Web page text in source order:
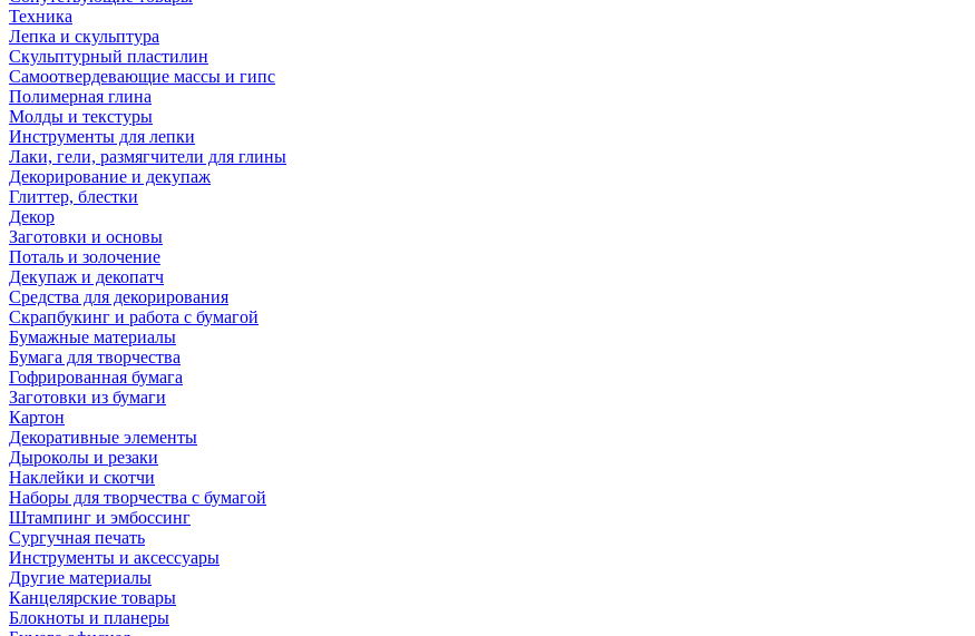
Техника
Лепка и скульптура
Скульптурный пластилин
Самоотвердевающие массы и гипс
Полимерная глина
Молды и текстуры
Инструменты для лепки
Лаки, гели, размягчители для глины
Декорирование и декупаж
Глиттер, блестки
Декор
Заготовки и основы
Поталь и золочение
Декупаж и декопатч
Средства для декорирования
Скрапбукинг и работа с бумагой
Бумажные материалы
Бумага для творчества
Гофрированная бумага
Заготовки из бумаги
Картон
Декоративные элементы
Дыроколы и резаки
Наклейки и скотчи
Наборы для творчества с бумагой
Штампинг и эмбоссинг
Сургучная печать
Инструменты и аксессуары
Другие материалы
Канцелярские товары
Блокноты и планеры